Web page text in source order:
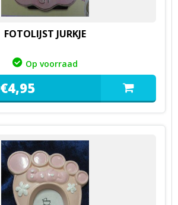
FOTOLIJST JURKJE
Op voorraad
€4,95